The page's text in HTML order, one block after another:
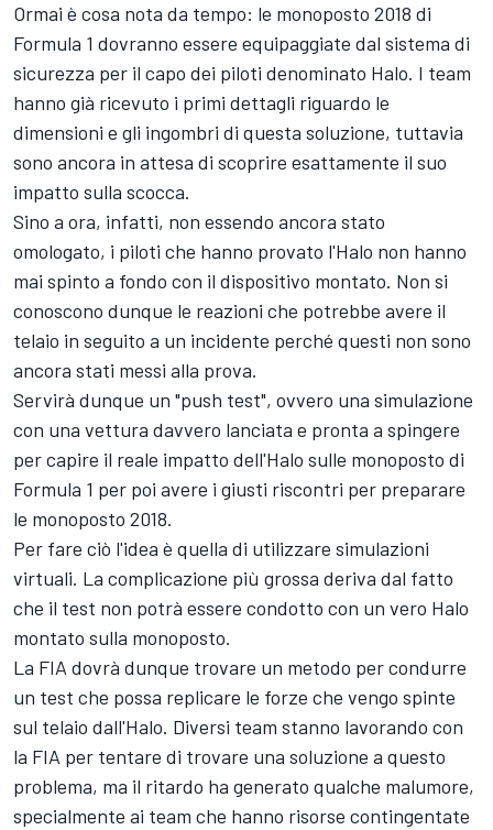
Ormai è cosa nota da tempo: le monoposto 2018 di
Formula 1 dovranno essere equipaggiate dal sistema di
sicurezza per il capo dei piloti denominato Halo. I team
hanno già ricevuto i primi dettagli riguardo le
dimensioni e gli ingombri di questa soluzione, tuttavia
sono ancora in attesa di scoprire esattamente il suo
impatto sulla scocca.
Sino a ora, infatti, non essendo ancora stato
omologato, i piloti che hanno provato l'Halo non hanno
mai spinto a fondo con il dispositivo montato. Non si
conoscono dunque le reazioni che potrebbe avere il
telaio in seguito a un incidente perché questi non sono
ancora stati messi alla prova.
Servirà dunque un "push test", ovvero una simulazione
con una vettura davvero lanciata e pronta a spingere
per capire il reale impatto dell'Halo sulle monoposto di
Formula 1 per poi avere i giusti riscontri per preparare
le monoposto 2018.
Per fare ciò l'idea è quella di utilizzare simulazioni
virtuali. La complicazione più grossa deriva dal fatto
che il test non potrà essere condotto con un vero Halo
montato sulla monoposto.
La FIA dovrà dunque trovare un metodo per condurre
un test che possa replicare le forze che vengo spinte
sul telaio dall'Halo. Diversi team stanno lavorando con
la FIA per tentare di trovare una soluzione a questo
problema, ma il ritardo ha generato qualche malumore,
specialmente ai team che hanno risorse contingentate